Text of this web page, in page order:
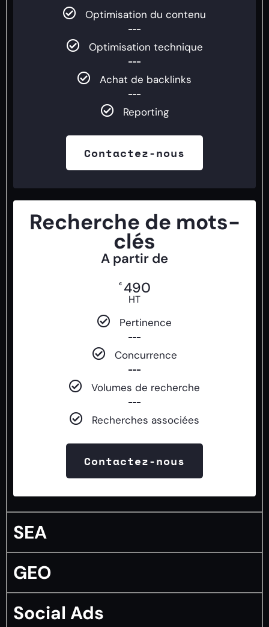
Optimisation du contenu
Optimisation technique
Achat de backlinks
Reporting
Contactez-nous
Recherche de mots-
clés
A partir de
€ 490
HT
Pertinence
Concurrence
Volumes de recherche
Recherches associées
Contactez-nous
SEA
GEO
Social Ads